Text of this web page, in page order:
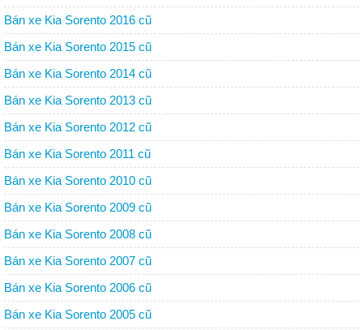
Bán xe Kia Sorento 2016 cũ
Bán xe Kia Sorento 2015 cũ
Bán xe Kia Sorento 2014 cũ
Bán xe Kia Sorento 2013 cũ
Bán xe Kia Sorento 2012 cũ
Bán xe Kia Sorento 2011 cũ
Bán xe Kia Sorento 2010 cũ
Bán xe Kia Sorento 2009 cũ
Bán xe Kia Sorento 2008 cũ
Bán xe Kia Sorento 2007 cũ
Bán xe Kia Sorento 2006 cũ
Bán xe Kia Sorento 2005 cũ